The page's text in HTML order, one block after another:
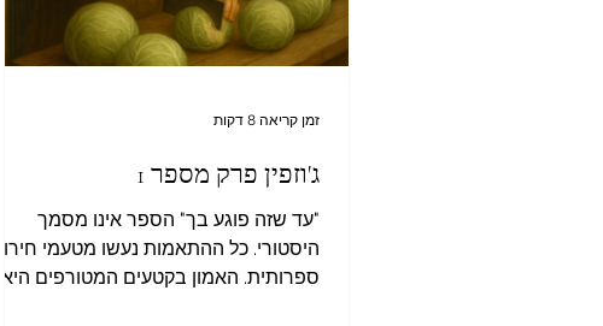
ג'וזפין פרק מספר 1
"עד שזה פוגע בך" הספר אינו מסמך
היסטורי. כל ההתאמות נעשו מטעמי חירות
ספרותית. האמון בקטעים המטורפים היא
זמן קריאה 8 דקות